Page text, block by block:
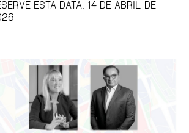
ESTA DATA: 14 DE ABRIL DE